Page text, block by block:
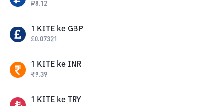
₽8.12
1 KITE ke GBP
£0.07321
1 KITE ke INR
₹9.39
1 KITE ke TRY